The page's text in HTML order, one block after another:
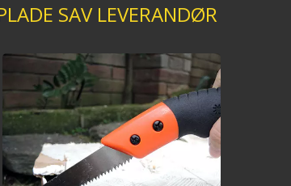
SAV LEVERANDØR